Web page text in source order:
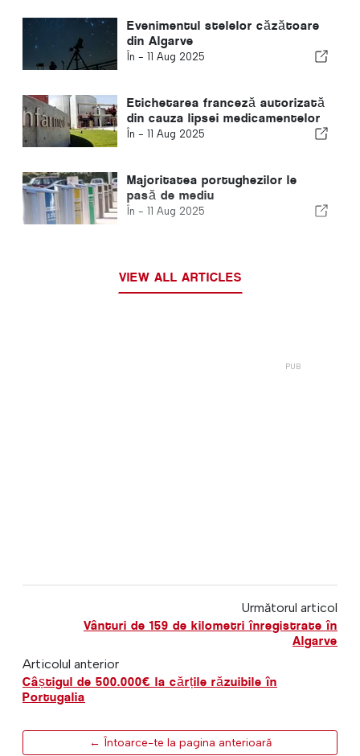
Evenimentul stelelor căzătoare
din Algarve
În - 11 Aug 2025
Etichetarea franceză autorizată
din cauza lipsei medicamentelor
În - 11 Aug 2025
Majoritatea portughezilor le
pasă de mediu
În - 11 Aug 2025
VIEW ALL ARTICLES
Următorul articol
Vânturi de 159 de kilometri înregistrate în
Algarve
Articolul anterior
Câștigul de 500.000€ la cărțile răzuibile în
Portugalia
← Întoarce-te la pagina anterioară